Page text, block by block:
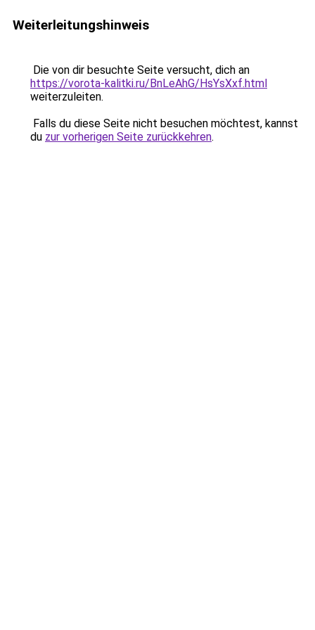
Weiterleitungshinweis
Die von dir besuchte Seite versucht, dich an
https://vorota-kalitki.ru/BnLeAhG/HsYsXxf.html
weiterzuleiten.
Falls du diese Seite nicht besuchen möchtest, kannst
du zur vorherigen Seite zurückkehren.